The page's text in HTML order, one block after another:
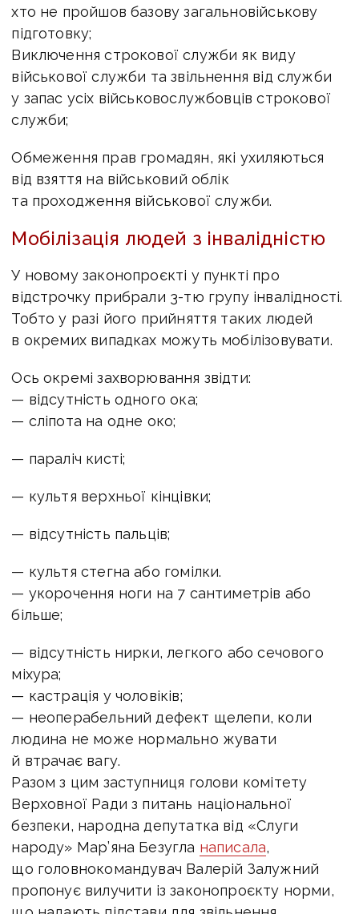
хто не пройшов базову загальновійськову
підготовку;
Виключення строкової служби як виду
військової служби та звільнення від служби
у запас усіх військовослужбовців строкової
служби;
Обмеження прав громадян, які ухиляються
від взяття на військовий облік
та проходження військової служби.
Мобілізація людей з інвалідністю
У новому законопроєкті у пункті про
відстрочку прибрали 3-тю групу інвалідності.
Тобто у разі його прийняття таких людей
в окремих випадках можуть мобілізовувати.
Ось окремі захворювання звідти:
— відсутність одного ока;
— сліпота на одне око;
— параліч кисті;
— культя верхньої кінцівки;
— відсутність пальців;
— культя стегна або гомілки.
— укорочення ноги на 7 сантиметрів або
більше;
— відсутність нирки, легкого або сечового
міхура;
— кастрація у чоловіків;
— неоперабельний дефект щелепи, коли
людина не може нормально жувати
й втрачає вагу.
Разом з цим заступниця голови комітету
Верховної Ради з питань національної
безпеки, народна депутатка від «Слуги
народу» Мар’яна Безугла написала,
що головнокомандувач Валерій Залужний
пропонує вилучити із законопроєкту норми,